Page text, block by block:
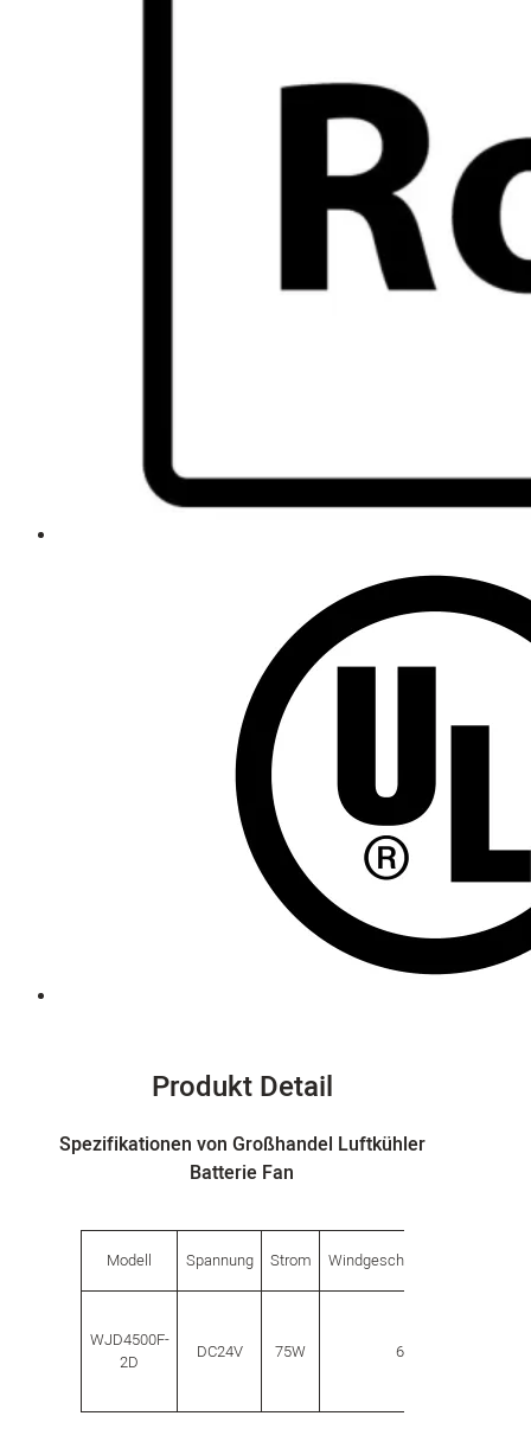
Produkt Detail
Spezifikationen von Großhandel Luftkühler
Batterie Fan
Modell Spannung Strom Windgeschwindigkeit
WJD4500F-
2D
DC24V 75W 6